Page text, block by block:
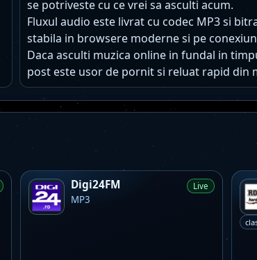
se potriveste cu ce vrei sa asculti acum.
Fluxul audio este livrat cu codec MP3 si
stabila in browsere moderne si pe
Daca asculti muzica online in fundal in
post este usor de pornit si reluat rapid din
Digi24FM
MP3
Live